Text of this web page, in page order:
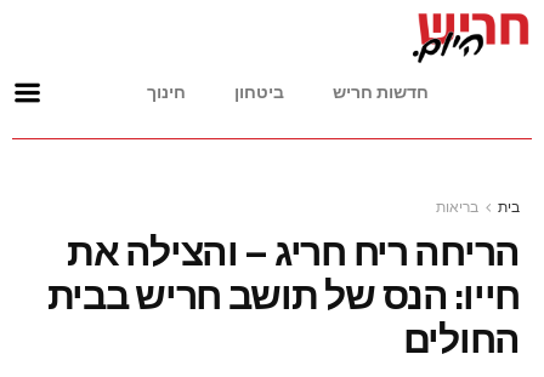
חדשות חריש ביטחון חינוך
בית בריאות
הריחה ריח חריג – והצילה את
חייו: הנס של תושב חריש בבית
החולים